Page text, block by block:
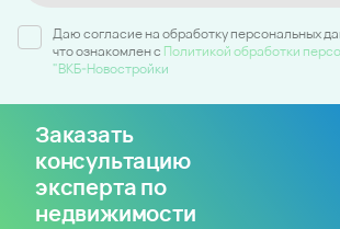
Даю согласие на обработку персональных
что ознакомлен c Политикой обработки
"ВКБ-Новостройки
Заказать
консультацию
эксперта по
недвижимости